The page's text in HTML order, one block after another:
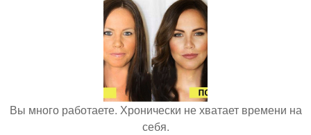
Вы много работаете. Хронически не хватает времени на
себя.